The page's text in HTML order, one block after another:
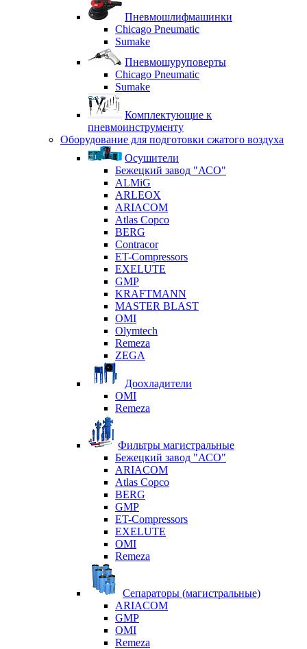
Пневмошлифмашинки
Chicago Pneumatic
Sumake
Пневмошуруповерты
Chicago Pneumatic
Sumake
Комплектующие к
пневмоинструменту
Оборудование для подготовки сжатого воздуха
Осушители
Бежецкий завод "АСО"
ALMiG
ARLEOX
ARIACOM
Atlas Copco
BERG
Contracor
ET-Compressors
EXELUTE
GMP
KRAFTMANN
MASTER BLAST
OMI
Olymtech
Remeza
ZEGA
Доохладители
OMI
Remeza
Фильтры магистральные
Бежецкий завод "АСО"
ARIACOM
Atlas Copco
BERG
GMP
ET-Compressors
EXELUTE
OMI
Remeza
Сепараторы (магистральные)
ARIACOM
GMP
OMI
Remeza